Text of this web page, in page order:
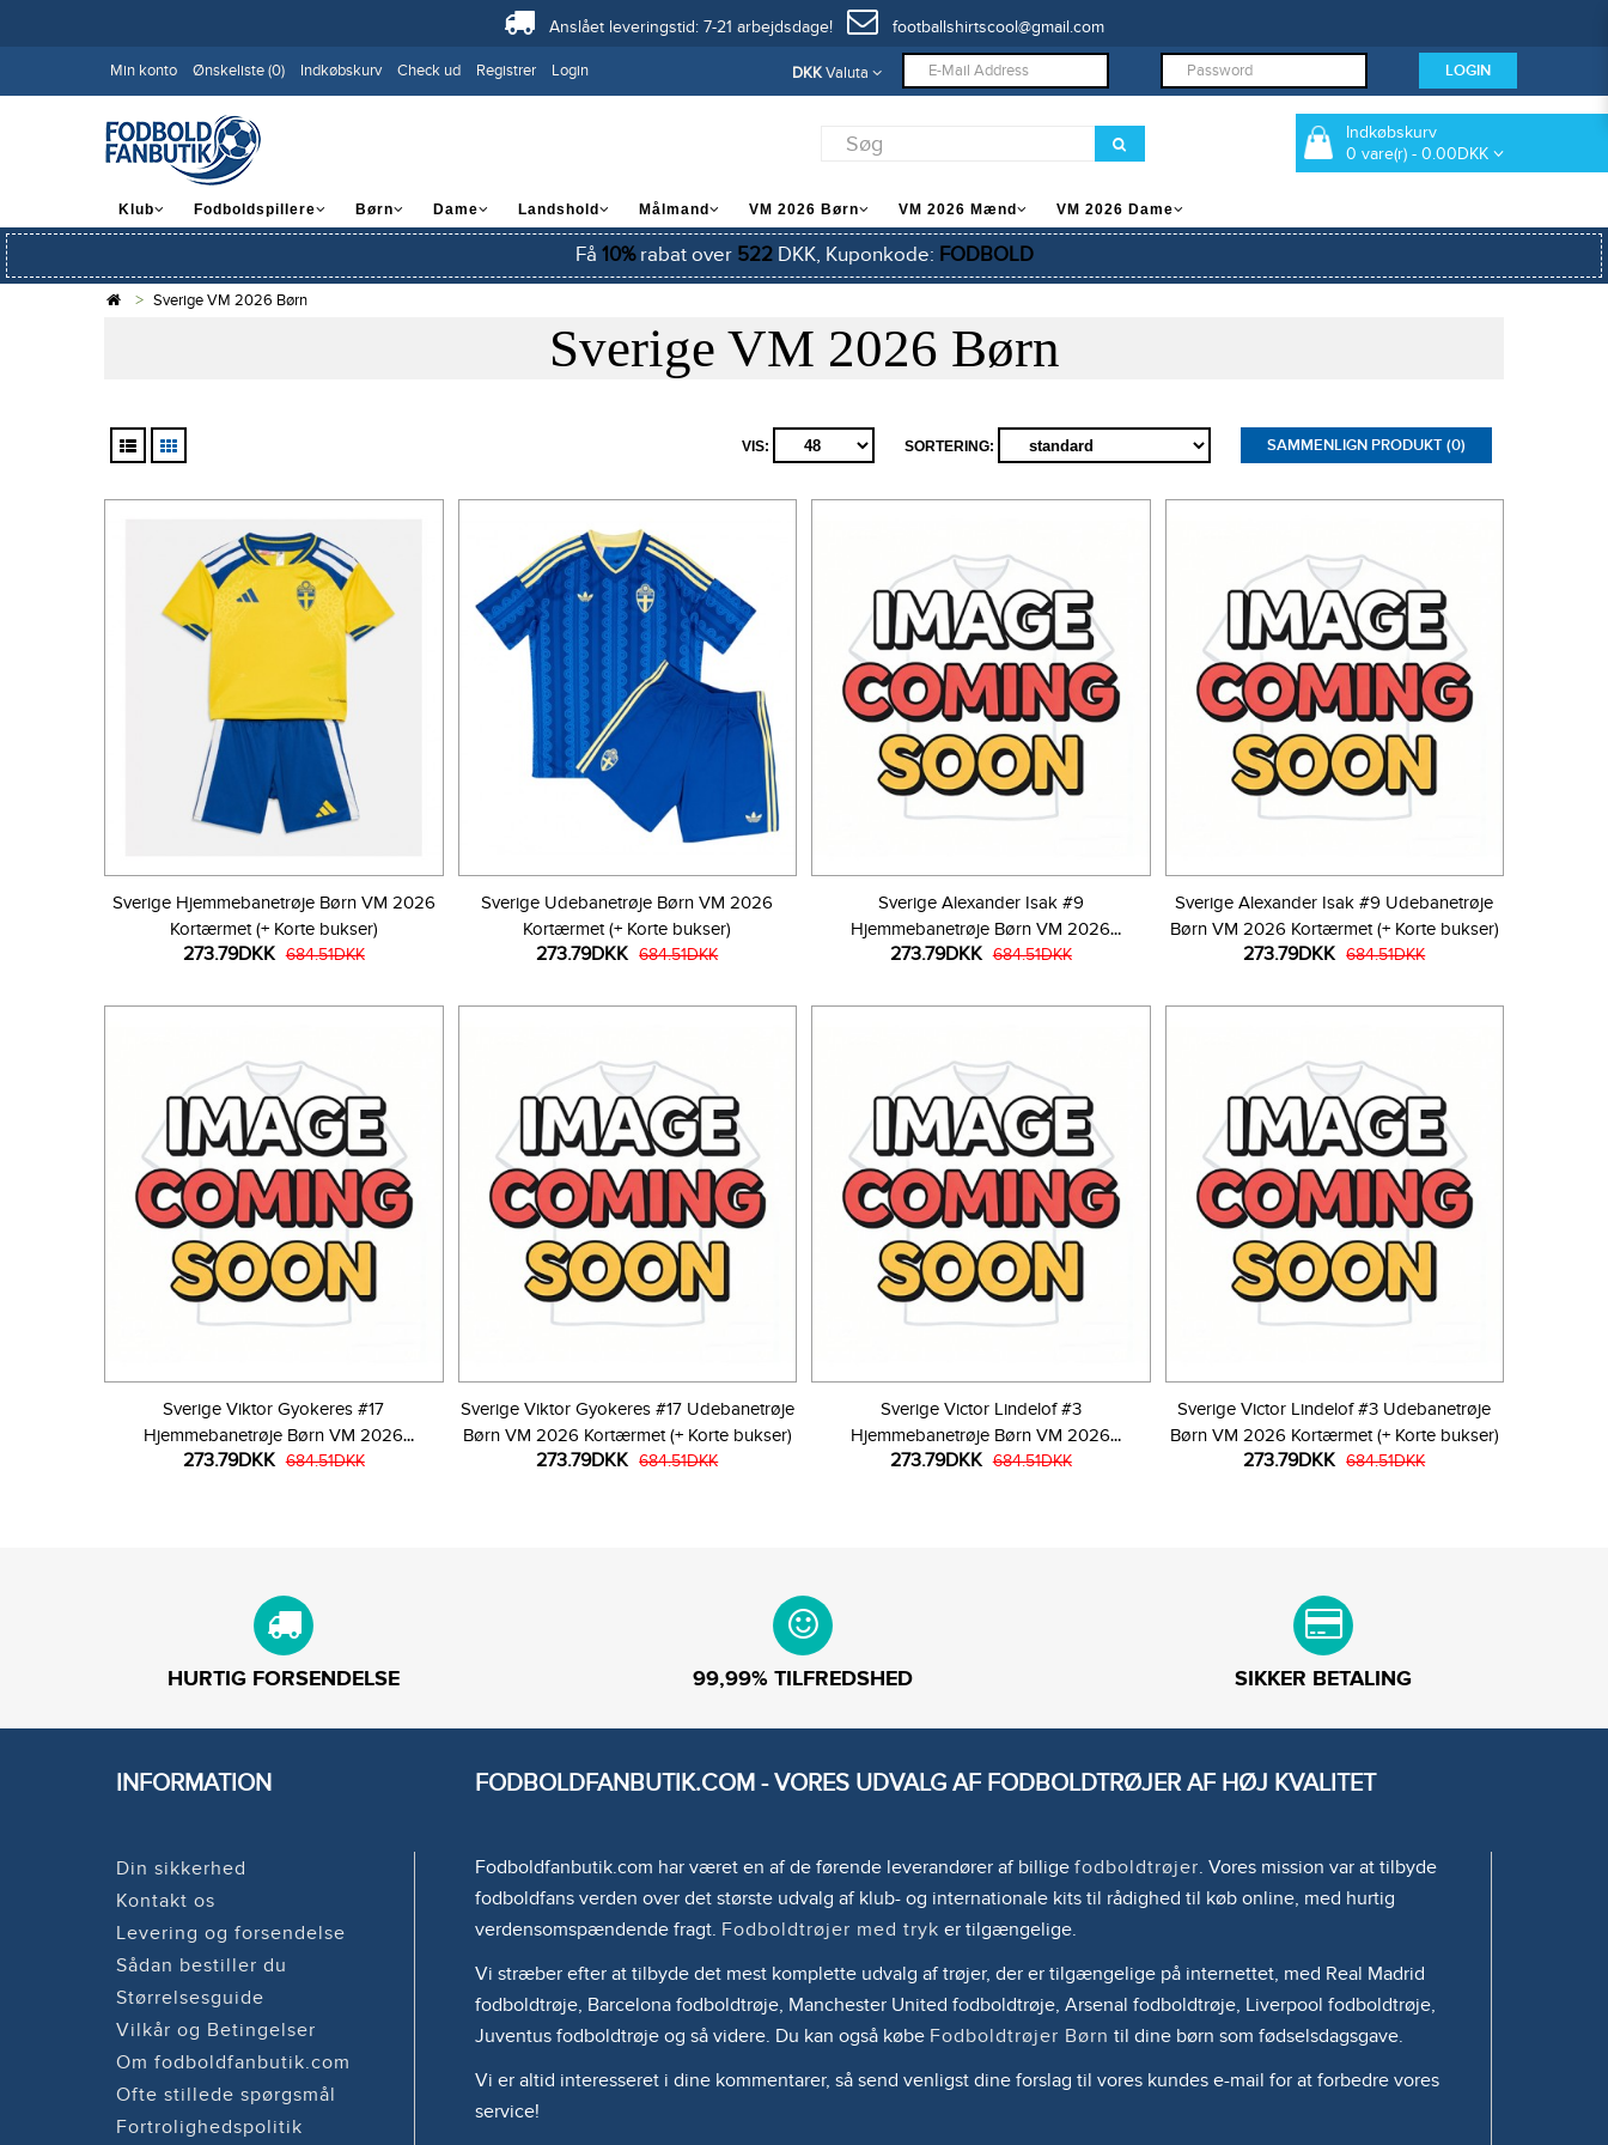
Anslået leveringstid: 7-21 arbejdsdage! footballshirtscool@gmail.com
Min konto Ønskeliste (0) Indkøbskurv Check ud Registrer Login DKKValuta
Indkøbskurv
0 vare(r) - 0.00DKK
Klub Fodboldspillere Børn Dame Landshold Målmand VM 2026 Børn VM 2026 Mænd VM 2026 Dame
Få 10%rabat over 522DKK, Kuponkode: FODBOLD
Sverige VM 2026 Børn
Sverige VM 2026 Børn
SAMMENLIGN PRODUKT (0)
SORTERING:
VIS:
Sverige Hjemmebanetrøje Børn VM 2026
Kortærmet (+ Korte bukser)
273.79DKK 684.51DKK
Sverige Udebanetrøje Børn VM 2026
Kortærmet (+ Korte bukser)
273.79DKK 684.51DKK
Sverige Alexander Isak #9
Hjemmebanetrøje Børn VM 2026
Kortærmet (+ Korte bukser)
273.79DKK 684.51DKK
Sverige Alexander Isak #9 Udebanetrøje
Børn VM 2026 Kortærmet (+ Korte bukser)
273.79DKK 684.51DKK
Sverige Viktor Gyokeres #17
Hjemmebanetrøje Børn VM 2026
Kortærmet (+ Korte bukser)
273.79DKK 684.51DKK
Sverige Viktor Gyokeres #17 Udebanetrøje
Børn VM 2026 Kortærmet (+ Korte bukser)
273.79DKK 684.51DKK
Sverige Victor Lindelof #3
Hjemmebanetrøje Børn VM 2026
Kortærmet (+ Korte bukser)
273.79DKK 684.51DKK
Sverige Victor Lindelof #3 Udebanetrøje
Børn VM 2026 Kortærmet (+ Korte bukser)
273.79DKK 684.51DKK
HURTIG FORSENDELSE 99,99% TILFREDSHED SIKKER BETALING
INFORMATION
Din sikkerhed
Kontakt os
Levering og forsendelse
Sådan bestiller du
Størrelsesguide
Vilkår og Betingelser
Om fodboldfanbutik.com
Ofte stillede spørgsmål
Fortrolighedspolitik
FODBOLDFANBUTIK.COM - VORES UDVALG AF FODBOLDTRØJER AF HØJ KVALITET
Fodboldfanbutik.com har været en af de førende leverandører af billige fodboldtrøjer. Vores mission var at tilbyde
fodboldfans verden over det største udvalg af klub- og internationale kits til rådighed til køb online, med hurtig
verdensomspændende fragt. Fodboldtrøjer med tryk er tilgængelige.
Vi stræber efter at tilbyde det mest komplette udvalg af trøjer, der er tilgængelige på internettet, med Real Madrid
fodboldtrøje, Barcelona fodboldtrøje, Manchester United fodboldtrøje, Arsenal fodboldtrøje, Liverpool fodboldtrøje,
Juventus fodboldtrøje og så videre. Du kan også købe Fodboldtrøjer Børn til dine børn som fødselsdagsgave.
Vi er altid interesseret i dine kommentarer, så send venligst dine forslag til vores kundes e-mail for at forbedre vores
service!